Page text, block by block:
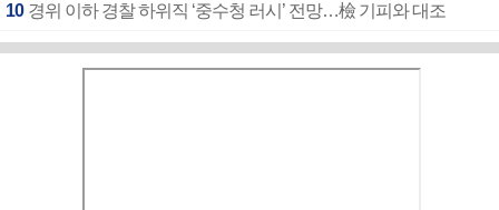
10 경위 이하 경찰 하위직 ‘중수청 러시’ 전망…檢 기피와 대조